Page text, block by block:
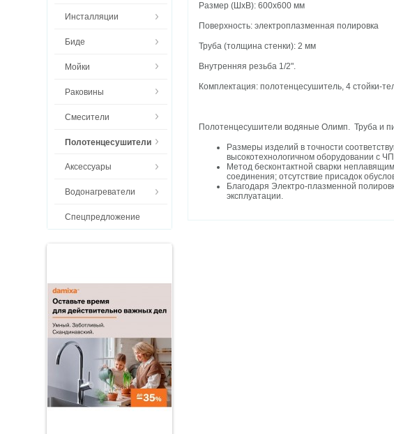
Инсталляции
Биде
Мойки
Раковины
Смесители
Полотенцесушители
Аксессуары
Водонагреватели
Спецпредложение
Размер (ШхВ): 600х600 мм
Поверхность: электроплазменная полировка
Труба (толщина стенки): 2 мм
Внутренняя резьба 1/2".
Комплектация: полотенцесушитель, 4 стойки-
Полотенцесушители водяные Олимп. Труба и
Размеры изделий в точности
высокотехнологичном оборудовании с
Метод бесконтактной сварки
соединения; отсутствие присадок
Благодаря Электро-плазменной
эксплуатации.